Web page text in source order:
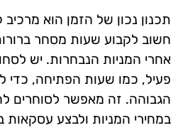
תכנון נכון של הזמן הוא מרכיב
חשוב לקבוע שעות מסחר
אחרי המניות הנבחרות. יש
פעיל, כמו שעות הפתיחה, כדי
הגבוהה. זה מאפשר לסוחרים
במחירי המניות ולבצע עסקאות